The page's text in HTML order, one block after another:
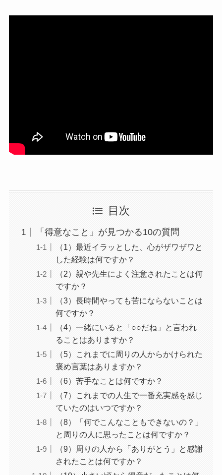
目次
「得意なこと」が見つかる10の質問
（1）最近イラッとした、心がザワザワと
した経験は何ですか？
（2）親や先生によく注意されたことは何
ですか？
（3）長時間やっても苦にならないことは
何ですか？
（4）一緒にいると「○○だね」と言われ
ることはありますか？
（5）これまでに周りの人からかけられた
褒め言葉はありますか？
（6）苦手なことは何ですか？
（7）これまでの人生で一番充実感を感じ
ていたのはいつですか？
（8）「何でこんなこともできないの？」
と周りの人に思ったことは何ですか？
（9）周りの人から「ありがとう」と感謝
されたことは何ですか？